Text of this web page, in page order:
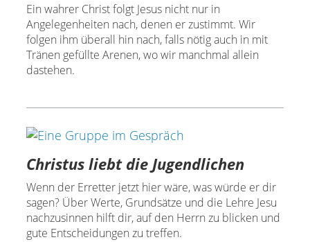
Ein wahrer Christ folgt Jesus nicht nur in
Angelegenheiten nach, denen er zustimmt. Wir
folgen ihm überall hin nach, falls nötig auch in mit
Tränen gefüllte Arenen, wo wir manchmal allein
dastehen.
Christus liebt die Jugendlichen
Wenn der Erretter jetzt hier wäre, was würde er dir
sagen? Über Werte, Grundsätze und die Lehre Jesu
nachzusinnen hilft dir, auf den Herrn zu blicken und
gute Entscheidungen zu treffen.